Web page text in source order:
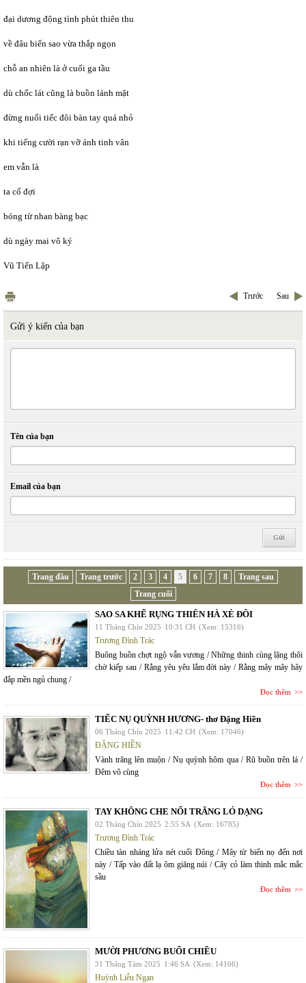
đại dương động tình phút thiên thu
về đâu biển sao vừa thắp ngọn
chỗ an nhiên là ở cuối ga tầu
dù chốc lát cũng là buồn lánh mặt
đừng nuối tiếc đôi bàn tay quá nhỏ
khi tiếng cười rạn vỡ ánh tinh vân
em vẫn là
ta cố đợi
bóng từ nhan bàng bạc
dù ngày mai vô ký
Vũ Tiến Lập
Trước Sau
Gửi ý kiến của bạn
Tên của bạn
Email của bạn
Trang đầu Trang trước 2 3 4 5 6 7 8
Trang sau
Trang cuối
SAO SA KHẼ RỤNG THIÊN HÀ XẺ ĐÔI
11 Tháng Chín 2025 10:31 CH (Xem: 15316)
Trương Đình Trác
Buông buồn chợt ngộ vẫn vương / Những thinh cùng lặng thôi
chờ kiếp sau / Rằng yêu yêu lắm đời này / Rằng mây mây hãy
đắp mền ngủ chung /
Đọc thêm
TIẾC NỤ QUỲNH HƯƠNG- thơ Đặng Hiền
06 Tháng Chín 2025 11:42 CH (Xem: 17046)
ĐẶNG HIỀN
Vành trăng lên muộn / Nụ quỳnh hôm qua / Rũ buồn trên lá /
Đêm vô cùng
Đọc thêm
TAY KHÔNG CHE NỔI TRĂNG LÓ DẠNG
02 Tháng Chín 2025 2:55 SA (Xem: 16785)
Trương Đình Trác
Chiều tàn nháng lửa nét cuối Đông / Mây từ biển nọ đến nơi
này / Tấp vào đất lạ ôm giăng núi / Cây cỏ làm thinh mắc mắc
sầu
Đọc thêm
MƯỜI PHƯƠNG BUỔI CHIỀU
31 Tháng Tám 2025 1:46 SA (Xem: 14166)
Huỳnh Liễu Ngạn